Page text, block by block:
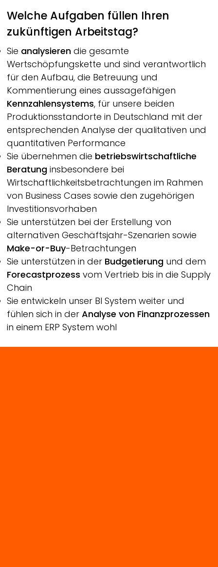
Welche Aufgaben füllen Ihren
zukünftigen Arbeitstag?
Sie analysierendie gesamte
Wertschöpfungskette und sind verantwortlich
für den Aufbau, die Betreuung und
Kommentierung eines aussagefähigen
Kennzahlensystems, für unsere beiden
Produktionsstandorte in Deutschland mit der
entsprechenden Analyse der qualitativen und
quantitativen Performance
Sie übernehmen die betriebswirtschaftliche
Beratunginsbesondere bei
Wirtschaftlichkeitsbetrachtungen im Rahmen
von Business Cases sowie den zugehörigen
Investitionsvorhaben
Sie unterstützen bei der Erstellung von
alternativen Geschäftsjahr-Szenarien sowie
Make-or-Buy-Betrachtungen
Sie unterstützen in der Budgetierung und dem
Forecastprozess vom Vertrieb bis in die Supply
Chain
Sie entwickeln unser BI System weiter und
fühlen sich in der Analyse von Finanzprozessen
in einem ERP System wohl